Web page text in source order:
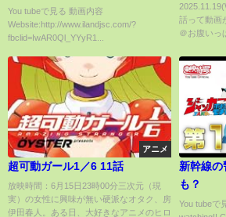
Special Grade Curse [Jujutsu
Kaisen 2021 ]
You tubeで見る 動画内容
Website:http://www.ilandjsc.com/?
fbclid=IwAR0Ql_YYyR1...
話って動画
＠お腹いっ
アニメ
超可動ガール1／6 11話
放映時間：6月15日23時00分三次元（現
実）の女性に興味が無い硬派なオタク、房
伊田春人。ある日、大好きなアニメのヒロ
新幹線の
も？
You tubeで